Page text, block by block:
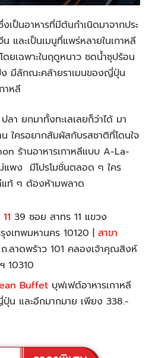
เป็นอาหารที่มีต้นกำเนิดมาจากประ
และเป็นเมนูที่แพร่หลายในเกาหลี
ยเฉพาะในฤดูหนาว ซดน้ำซุปร้อน
มีลักณะคล้ายราเมนของญี่ปุ่น
าหลี
า ยกมาทั้งทะเลเลยก็ว่าได้ มา
ใครอยากสัมผัสกับรสชาติที่โดนใจ
ร้านอาหารเกาหลีแบบ A-La-
แพง มีโปรโมชั่นตลอด ๆ ใคร
แท้ ๆ ต้องห้ามพลาด
39 ซอย สาทร 11 แขวง
งเทพมหานคร 10120 | สาขา
.ลาดพร้าว 101 คลองเจ้าคุณสิงห์
10310
Buffet บุฟเฟต์อาหารเกาหลี
น และอีกมากมาย เพียง 338.-